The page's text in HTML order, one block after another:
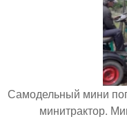
Самодельный мини
минитрактор.